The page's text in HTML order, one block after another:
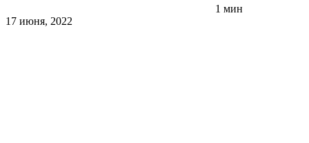
1 мин
17 июня, 2022